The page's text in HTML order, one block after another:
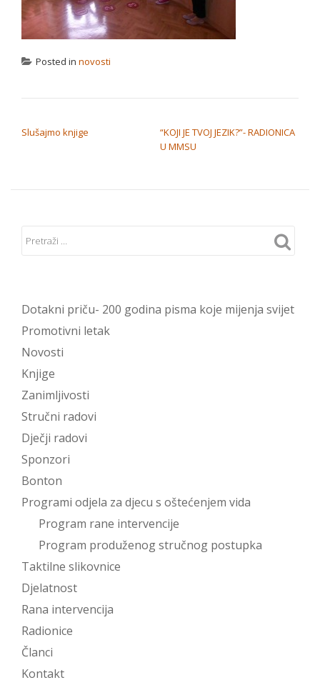
Posted in novosti
Slušajmo knjige
“KOJI JE TVOJ JEZIK?”- RADIONICA
U MMSU
Dotakni priču- 200 godina pisma koje mijenja svijet
Promotivni letak
Novosti
Knjige
Zanimljivosti
Stručni radovi
Dječji radovi
Sponzori
Bonton
Programi odjela za djecu s oštećenjem vida
Program rane intervencije
Program produženog stručnog postupka
Taktilne slikovnice
Djelatnost
Rana intervencija
Radionice
Članci
Kontakt